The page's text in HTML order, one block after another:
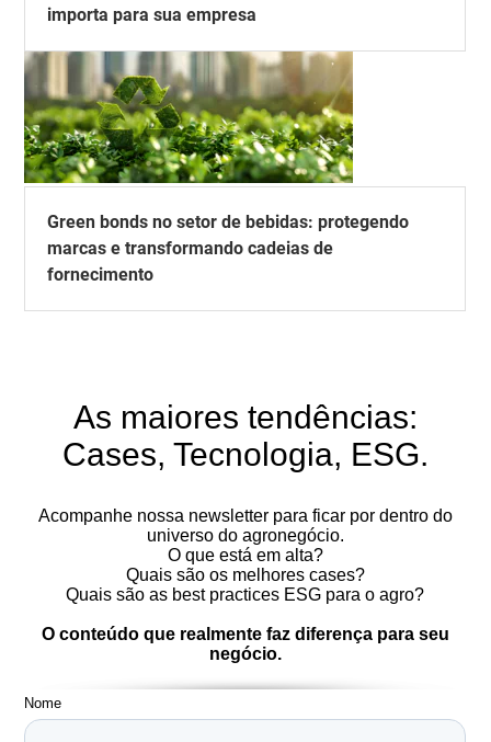
importa para sua empresa
Green bonds no setor de bebidas: protegendo
marcas e transformando cadeias de
fornecimento